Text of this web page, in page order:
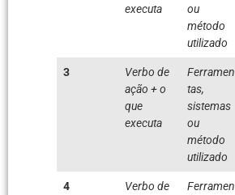
executa
ou
método
utilizado
3
Verbo de
ação + o
que
executa
Ferramen
tas,
sistemas
ou
método
utilizado
4
Verbo de
Ferramen